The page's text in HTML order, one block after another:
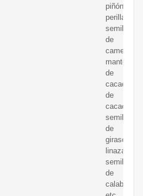
piñón,
perilla,
semilla
de
camelia,
manteca
de
cacao/
de
cacao,
semilla
de
girasol,
linaza,
semilla
de
calabaza,